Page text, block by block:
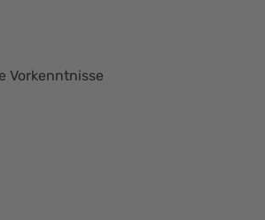
Vorkenntnisse